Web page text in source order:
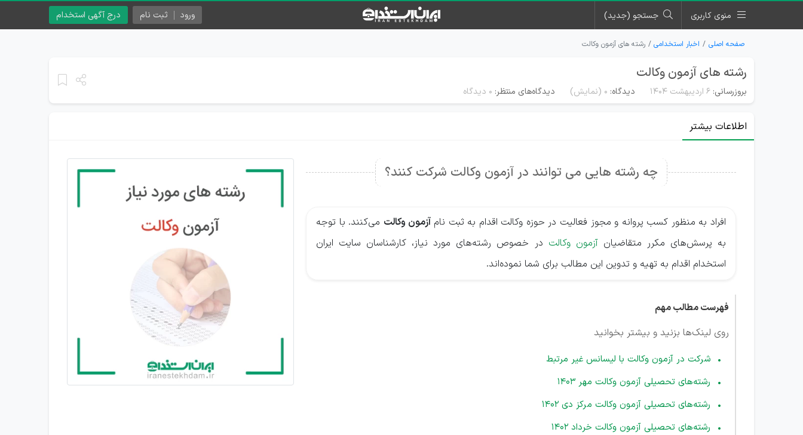
منوی کاربری جستجو (جدید) درج آگهی استخدام ورود ثبت نام
صفحه اصلی اخبار استخدامی رشته های آزمون وکالت
رشته های آزمون وکالت
بروزرسانی: ۶ اردیبهشت ۱۴۰۴ دیدگاه: 0 (نمایش) دیدگاه‌های منتظر: ۰ دیدگاه
اطلاعات بیشتر
چه رشته هایی می توانند در آزمون وکالت شرکت کنند؟
افراد به منظور کسب پروانه و مجوز فعالیت در حوزه وکالت اقدام به ثبت نام آزمون وکالت می‌کنند. با توجه
به پرسش‌های مکرر متقاضیانآزمون وکالت در خصوص رشته‌های مورد نیاز، کارشناسان سایت ایران
استخدام اقدام به تهیه و تدوین این مطالب برای شما نموده‌اند.
فهرست مطالب مهم
روی لینک‌ها بزنید و بیشتر بخوانید
شرکت در آزمون وکالت با لیسانس غیر مرتبط
رشته‌های تحصیلی آزمون وکالت مهر 1403
رشته‌های تحصیلی آزمون وکالت مرکز دی 1402
رشته‌های تحصیلی آزمون وکالت خرداد 1402